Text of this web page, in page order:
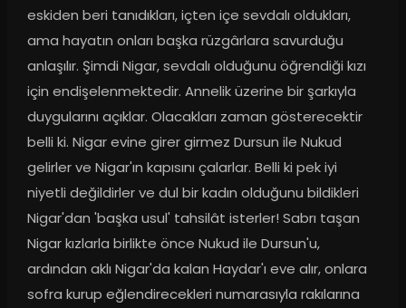
eskiden beri tanıdıkları, içten içe sevdalı oldukları,
ama hayatın onları başka rüzgârlara savurduğu
anlaşılır. Şimdi Nigar, sevdalı olduğunu öğrendiği kızı
için endişelenmektedir. Annelik üzerine bir şarkıyla
duygularını açıklar. Olacakları zaman gösterecektir
belli ki. Nigar evine girer girmez Dursun ile Nukud
gelirler ve Nigar'ın kapısını çalarlar. Belli ki pek iyi
niyetli değildirler ve dul bir kadın olduğunu bildikleri
Nigar'dan 'başka usul' tahsilât isterler! Sabrı taşan
Nigar kızlarla birlikte önce Nukud ile Dursun'u,
ardından aklı Nigar'da kalan Haydar'ı eve alır, onlara
sofra kurup eğlendirecekleri numarasıyla rakılarına